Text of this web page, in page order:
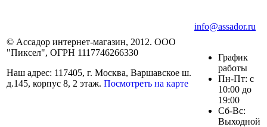
© Ассадор интернет-магазин, 2012. ООО
"Пиксел", ОГРН 1117746266330
Наш адрес: 117405, г. Москва, Варшавское ш.
д.145, корпус 8, 2 этаж. Посмотреть на карте
info@assador.ru
График
работы
Пн-Пт: с
10:00 до
19:00
Сб-Вс:
Выходной